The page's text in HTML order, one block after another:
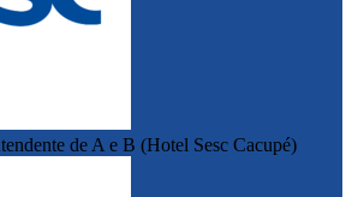
de A e B (Hotel Sesc Cacupé)